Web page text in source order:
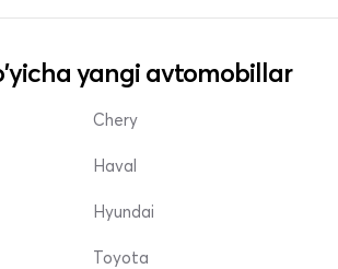
yangi avtomobillar
Chery
Haval
Hyundai
Toyota